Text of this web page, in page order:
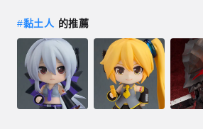
#黏土人 的推薦